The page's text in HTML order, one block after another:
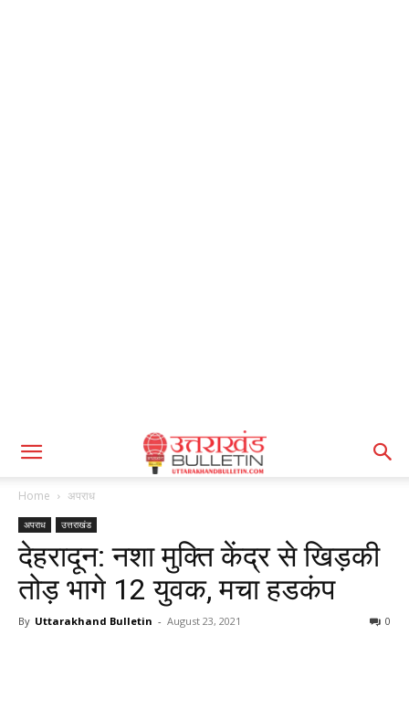
Home अपराध
अपराध उत्तराखंड
देहरादून: नशा मुक्ति केंद्र से खिड़की
तोड़ भागे 12 युवक, मचा हडकंप
By Uttarakhand Bulletin - August 23, 2021 0